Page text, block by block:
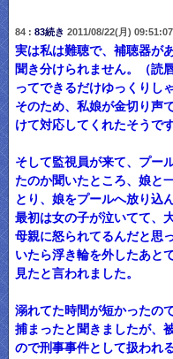
84 : 83続き 2011/08/22(月)
実は私は難聴で、補聴器が
聞き分けられません。（読
ってできるだけゆっくりし
そのため、私娘が金切り声
けて対応してくれたそうです
そして監視員が来て、プー
たのか聞いたところ、娘と
とり、娘をプールへ放り込
最初は女の子が泣いてて、
母親に怒られてるんだと思
いたら浮き輪を外したあと
見たと言われました。
溺れてた時間が短かったの
捕まったと聞きましたが、
ので刑事事件として扱われ